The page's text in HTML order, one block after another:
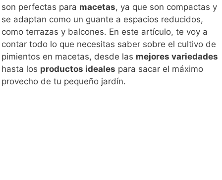
son perfectas para macetas, ya que son compactas y
se adaptan como un guante a espacios reducidos,
como terrazas y balcones. En este artículo, te voy a
contar todo lo que necesitas saber sobre el cultivo de
pimientos en macetas, desde las mejores variedades
hasta los productos ideales para sacar el máximo
provecho de tu pequeño jardín.